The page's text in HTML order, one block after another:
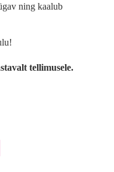
ning kaalub
tellimusele.